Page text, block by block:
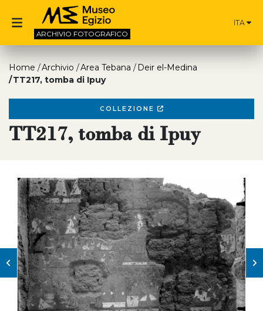
ARCHIVIO FOTOGRAFICO
ITA
Home Archivio Area Tebana
Deir el-Medina
TT217, tomba di Ipuy
COLLEZIONE
TT217, tomba di Ipuy